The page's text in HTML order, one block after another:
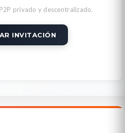
privado y descentralizado.
INVITACIÓN